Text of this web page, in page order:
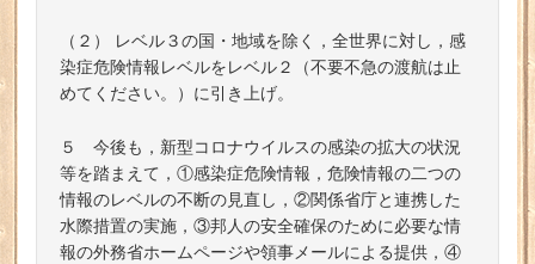
（２） レベル３の国・地域を除く，全世界に対し，感
染症危険情報レベルをレベル２（不要不急の渡航は止
めてください。）に引き上げ。
５ 今後も，新型コロナウイルスの感染の拡大の状況
等を踏まえて，①感染症危険情報，危険情報の二つの
情報のレベルの不断の見直し，②関係省庁と連携した
水際措置の実施，③邦人の安全確保のために必要な情
報の外務省ホームページや領事メールによる提供，④